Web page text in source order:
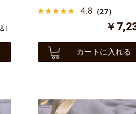
）
4.8 （27）
￥
カートに入れる